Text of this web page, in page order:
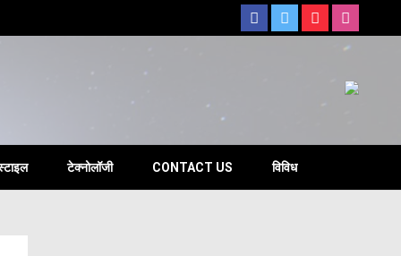
टेक्नोलॉजी CONTACT US विविध